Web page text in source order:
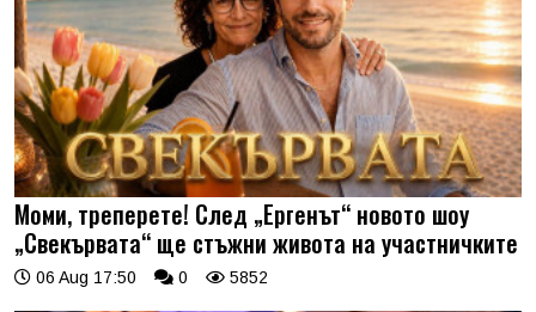
Моми, треперете! След „Ергенът“ новото шоу
„Свекървата“ ще стъжни живота на участничките
06 Aug 17:50 0 5852